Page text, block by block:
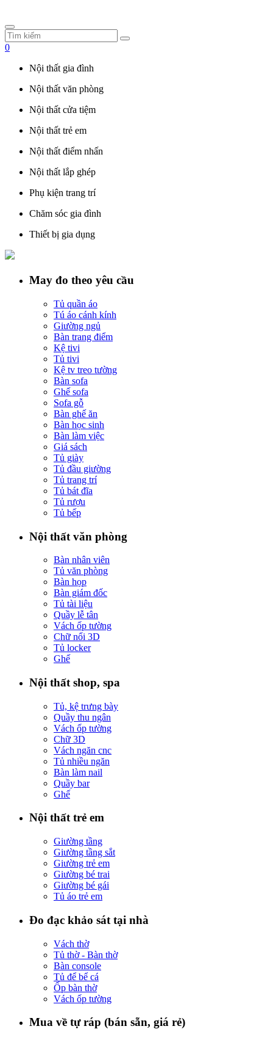
0
Nội thất gia đình
Nội thất văn phòng
Nội thất cửa tiệm
Nội thất trẻ em
Nội thất điểm nhấn
Nội thất lắp ghép
Phụ kiện trang trí
Chăm sóc gia đình
Thiết bị gia dụng
May đo theo yêu cầu
Tủ quần áo
Tú áo cánh kính
Giường ngủ
Bàn trang điểm
Kệ tivi
Tủ tivi
Kệ tv treo tường
Bàn sofa
Ghế sofa
Sofa gỗ
Bàn ghế ăn
Bàn học sinh
Bàn làm việc
Giá sách
Tủ giày
Tủ đầu giường
Tủ trang trí
Tủ bát đĩa
Tủ rượu
Tủ bếp
Nội thất văn phòng
Bàn nhân viên
Tủ văn phòng
Bàn họp
Bàn giám đốc
Tủ tài liệu
Quầy lễ tân
Vách ốp tường
Chữ nổi 3D
Tủ locker
Ghế
Nội thất shop, spa
Tủ, kệ trưng bày
Quầy thu ngân
Vách ốp tường
Chữ 3D
Vách ngăn cnc
Tủ nhiều ngăn
Bàn làm nail
Quầy bar
Ghế
Nội thất trẻ em
Giường tầng
Giường tầng sắt
Giường trẻ em
Giường bé trai
Giường bé gái
Tủ áo trẻ em
Đo đạc khảo sát tại nhà
Vách thờ
Tủ thờ - Bàn thờ
Bàn console
Tủ để bể cá
Ốp bàn thờ
Vách ốp tường
Mua về tự ráp (bán sẵn, giá rẻ)